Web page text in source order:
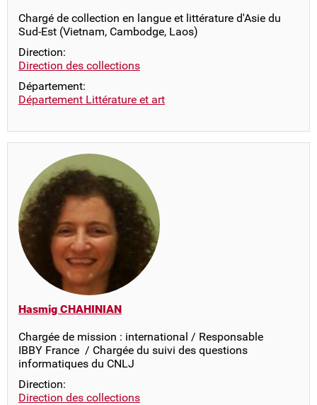
Chargé de collection en langue et littérature d'Asie du
Sud-Est (Vietnam, Cambodge, Laos)
Direction:
Direction des collections
Département:
Département Littérature et art
Hasmig CHAHINIAN
Chargée de mission : international / Responsable
IBBY France / Chargée du suivi des questions
informatiques du CNLJ
Direction:
Direction des collections